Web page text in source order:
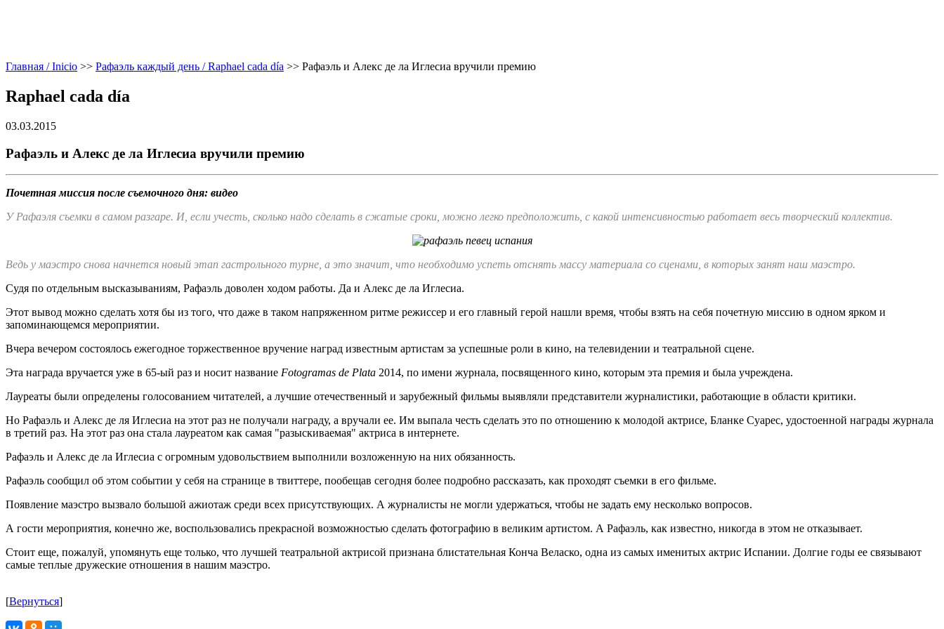
Главная / Inicio >> Рафаэль каждый день / Raphael cada día >> Рафаэль и Алекс де ла Иглесиа вручили премию
Raphael cada día
03.03.2015
Рафаэль и Алекс де ла Иглесиа вручили премию
Почетная миссия после съемочного дня: видео
У Рафаэля съемки в самом разгаре. И, если учесть, сколько надо сделать в сжатые сроки, можно легко предположить, с какой интенсивностью работает весь творческий коллектив.
Ведь у маэстро снова начнется новый этап гастрольного турне, а это значит, что необходимо успеть отснять массу материала со сценами, в которых занят наш маэстро.
Судя по отдельным высказываниям, Рафаэль доволен ходом работы. Да и Алекс де ла Иглесиа.
Этот вывод можно сделать хотя бы из того, что даже в таком напряженном ритме режиссер и его главный герой нашли время, чтобы взять на себя почетную миссию в одном ярком и
запоминающемся мероприятии.
Вчера вечером состоялось ежегодное торжественное вручение наград известным артистам за успешные роли в кино, на телевидении и театральной сцене.
Эта награда вручается уже в 65-ый раз и носит название Fotogramas de Plata 2014, по имени журнала, посвященного кино, которым эта премия и была учреждена.
Лауреаты были определены голосованием читателей, а лучшие отечественный и зарубежный фильмы выявляли представители журналистики, работающие в области критики.
Но Рафаэль и Алекс де ля Иглесиа на этот раз не получали награду, а вручали ее. Им выпала честь сделать это по отношению к молодой актрисе, Бланке Суарес, удостоенной награды журнала
в третий раз. На этот раз она стала лауреатом как самая "разыскиваемая" актриса в интернете.
Рафаэль и Алекс де ла Иглесиа с огромным удовольствием выполнили возложенную на них обязанность.
Рафаэль сообщил об этом событии у себя на странице в твиттере, пообещав сегодня более подробно рассказать, как проходят съемки в его фильме.
Появление маэстро вызвало большой ажиотаж среди всех присутствующих. А журналисты не могли удержаться, чтобы не задать ему несколько вопросов.
А гости мероприятия, конечно же, воспользовались прекрасной возможностью сделать фотографию в великим артистом. А Рафаэль, как известно, никогда в этом не отказывает.
Стоит еще, пожалуй, упомянуть еще только, что лучшей театральной актрисой признана блистательная Конча Веласко, одна из самых именитых актрис Испании. Долгие годы ее связывают
самые теплые дружеские отношения в нашим маэстро.
[Вернуться]